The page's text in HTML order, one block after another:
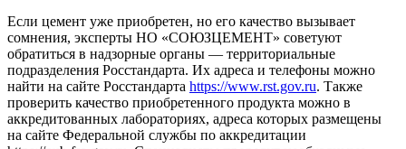
Если цемент уже приобретен, но его качество вызывает
сомнения, эксперты НО «СОЮЗЦЕМЕНТ» советуют
обратиться в надзорные органы — территориальные
подразделения Росстандарта. Их адреса и телефоны можно
найти на сайте Росстандарта https://www.rst.gov.ru. Также
проверить качество приобретенного продукта можно в
аккредитованных лабораториях, адреса которых размещены
на сайте Федеральной службы по аккредитации